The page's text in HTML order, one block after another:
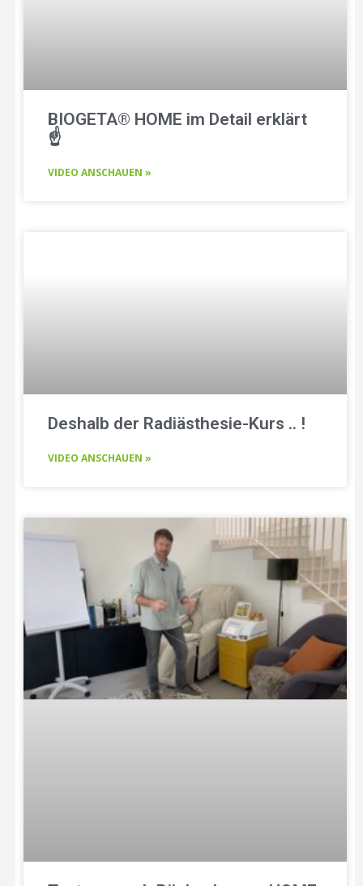
BIOGETA® HOME im Detail erklärt
☝️
VIDEO ANSCHAUEN »
Deshalb der Radiästhesie-Kurs .. !
VIDEO ANSCHAUEN »